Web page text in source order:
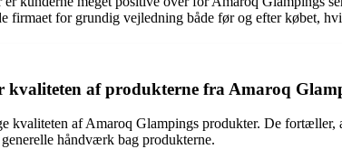
firmaet for grundig vejledning både før og efter købet,
kvaliteten af produkterne fra Amaroq
kvaliteten af Amaroq Glampings produkter. De
håndværk bag produkterne.